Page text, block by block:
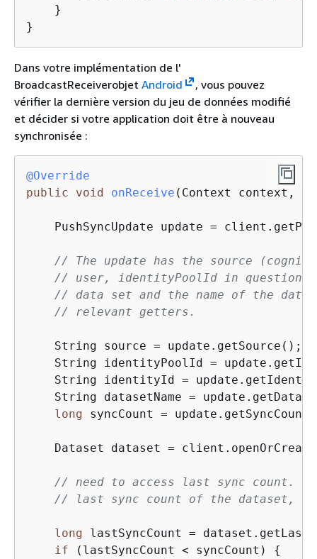
    }
}
Dans votre implémentation de l'
BroadcastReceiverobjet Android
, vous pouvez
vérifier la dernière version du jeu de données modifié
et décider si votre application doit être à nouveau
synchronisée :
@Override
public
void onReceive (Context context,
PushSyncUpdate update =
// The update has the source
// user, identityPoolId in question,
// data set and the name of the
// relevant getters.
    String source = update.getSource();
String identityPoolId =
String identityId =
String datasetName =
long syncCount = update.getSyncCount;
Dataset dataset =
// need to access last sync count.
// last sync count of the dataset,
long lastSyncCount =
if (lastSyncCount < syncCount) {